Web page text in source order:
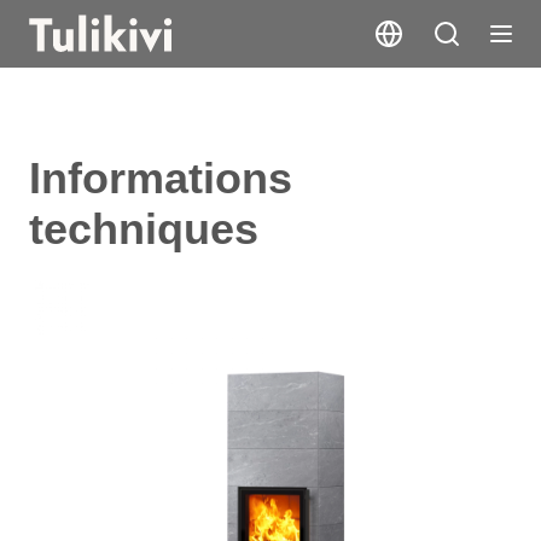
Informations
techniques